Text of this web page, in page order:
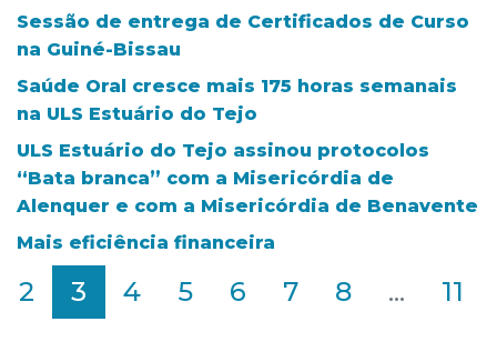
Sessão de entrega de Certificados de Curso
na Guiné-Bissau
Saúde Oral cresce mais 175 horas semanais
na ULS Estuário do Tejo
ULS Estuário do Tejo assinou protocolos
“Bata branca” com a Misericórdia de
Alenquer e com a Misericórdia de Benavente
Mais eficiência financeira
2 3 4 5 6 7 8 ... 11